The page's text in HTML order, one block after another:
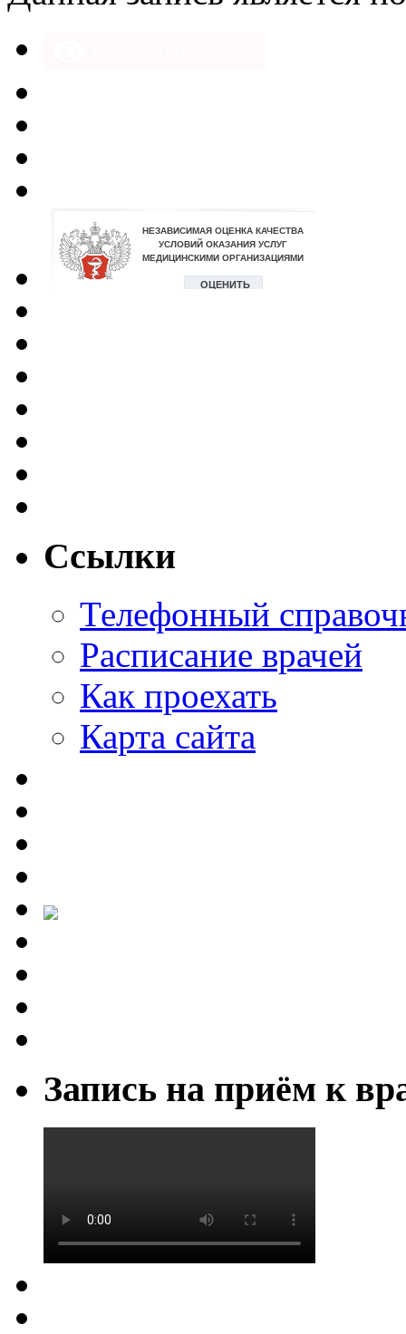
Ссылки
Телефонный
Расписание врачей
Как проехать
Карта сайта
Запись на приём к